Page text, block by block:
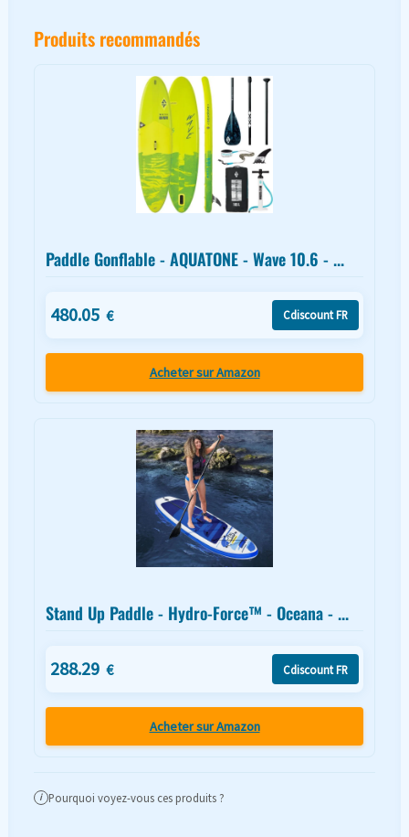
Produits recommandés
Paddle Gonflable - AQUATONE - Wave 10.6 - ...
480.05 € Cdiscount FR
Acheter sur Amazon
Stand Up Paddle - Hydro-Force™ - Oceana - ...
288.29 € Cdiscount FR
Acheter sur Amazon
i Pourquoi voyez-vous ces produits ?